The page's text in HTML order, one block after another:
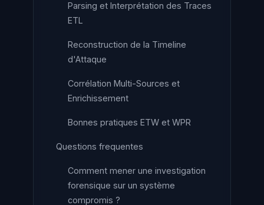
Parsing et Interprétation des Traces
ETL
Reconstruction de la Timeline
d'Attaque
Corrélation Multi-Sources et
Enrichissement
Bonnes pratiques ETW et WPR
Questions frequentes
Comment mener une investigation
forensique sur un système
compromis ?